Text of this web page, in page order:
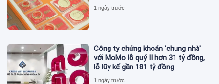
1 ngày trước
Công ty chứng khoán 'chung nhà'
với MoMo lỗ quý II hơn 31 tỷ đồng,
lỗ lũy kế gần 181 tỷ đồng
1 ngày trước